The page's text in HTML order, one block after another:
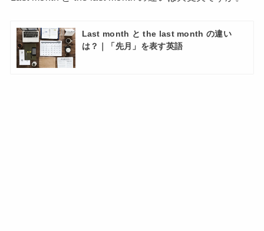
Last month と the last month の違い
は？｜「先月」を表す英語